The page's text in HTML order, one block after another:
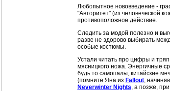
Любопытное нововведение -
"Авторитет" (из человеческой
противоположное действие.
Следить за модой полезно и
разве не здорово выбирать
особые костюмы.
Устали читать про цифры и
мясницкого ножа. Энергичные
будь то самопалы, китайские
(помните Яна из Fallout,
Neverwinter Nights, а позже,